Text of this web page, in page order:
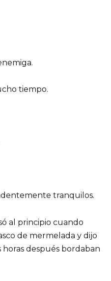
tiempo.
tranquilos.
al principio cuando
de mermelada y dijo
horas después bordaban